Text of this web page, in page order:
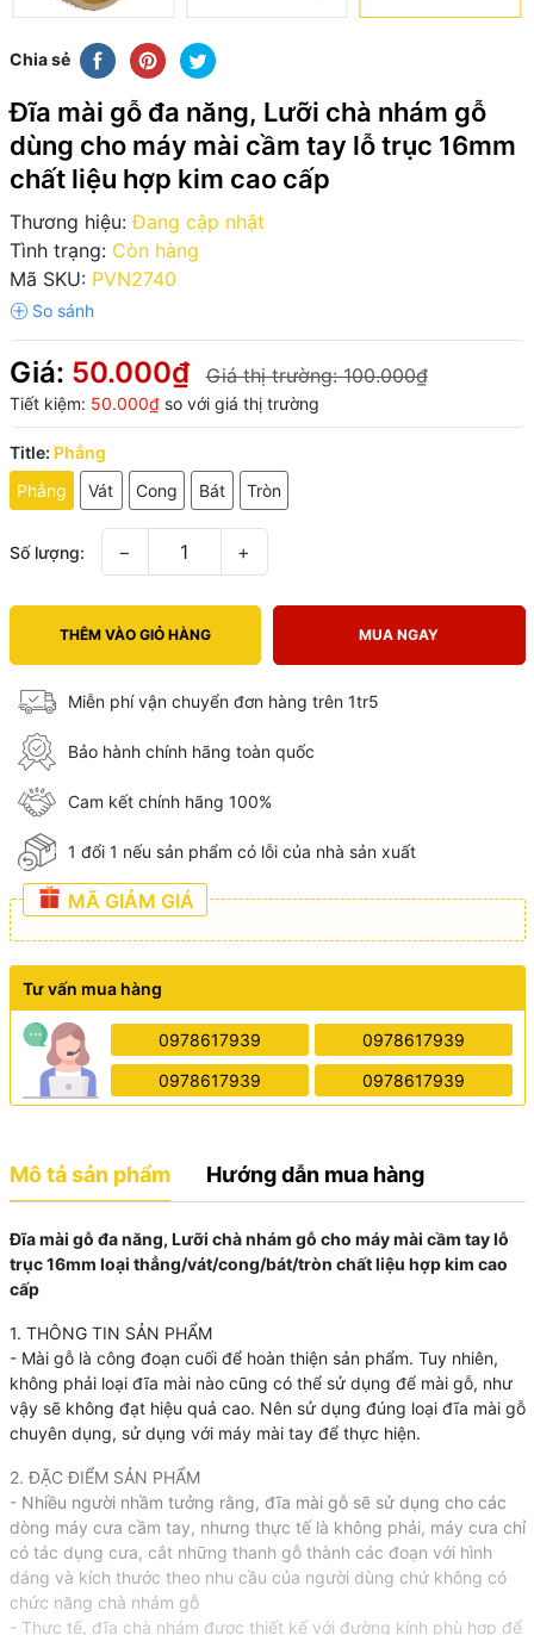
Chia sẻ
Đĩa mài gỗ đa năng, Lưỡi chà nhám gỗ
dùng cho máy mài cầm tay lỗ trục 16mm
chất liệu hợp kim cao cấp
Thương hiệu: Đang cập nhật
Tình trạng: Còn hàng
Mã SKU: PVN2740
Giá: 50.000₫ Giá thị trường:100.000₫
Tiết kiệm: 50.000₫so với giá thị trường
Title: Phẳng
Phẳng
Vát Cong Bát Tròn
Số lượng: − +
THÊM VÀO GIỎ HÀNG MUA NGAY
Miễn phí vận chuyển đơn hàng trên 1tr5
Bảo hành chính hãng toàn quốc
Cam kết chính hãng 100%
1 đổi 1 nếu sản phẩm có lỗi của nhà sản xuất
MÃ GIẢM GIÁ
Tư vấn mua hàng
0978617939 0978617939
0978617939 0978617939
Mô tả sản phẩm Hướng dẫn mua hàng
Đĩa mài gỗ đa năng, Lưỡi chà nhám gỗ cho máy mài cầm tay lỗ
trục 16mm loại thẳng/vát/cong/bát/tròn chất liệu hợp kim cao
cấp
1. THÔNG TIN SẢN PHẨM
- Mài gỗ là công đoạn cuối để hoàn thiện sản phẩm. Tuy nhiên,
không phải loại đĩa mài nào cũng có thể sử dụng để mài gỗ, như
vậy sẽ không đạt hiệu quả cao. Nên sử dụng đúng loại đĩa mài gỗ
chuyên dụng, sử dụng với máy mài tay để thực hiện.
2. ĐẶC ĐIỂM SẢN PHẨM
- Nhiều người nhầm tưởng rằng, đĩa mài gỗ sẽ sử dụng cho các
dòng máy cưa cầm tay, nhưng thực tế là không phải, máy cưa chỉ
có tác dụng cưa, cắt những thanh gỗ thành các đoạn với hình
dáng và kích thước theo nhu cầu của người dùng chứ không có
chức năng chà nhám gỗ
- Thực tế, đĩa chà nhám được thiết kế với đường kính phù hợp để